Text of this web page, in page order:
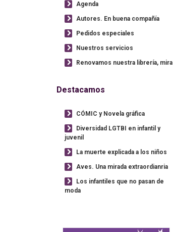
Agenda
Autores. En buena compañía
Pedidos especiales
Nuestros servicios
Renovamos nuestra librería, mira
Destacamos
CÓMIC y Novela gráfica
Diversidad LGTBI en infantil y
juvenil
La muerte explicada a los niños
Aves. Una mirada extraordianria
Los infantiles que no pasan de
moda